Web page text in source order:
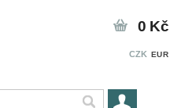
CZK EUR
0 Kč